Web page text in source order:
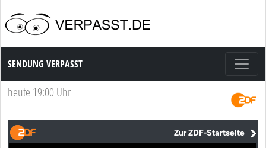
Sendung Verpasst
SENDUNG VERPASST
heute 19:00 Uhr